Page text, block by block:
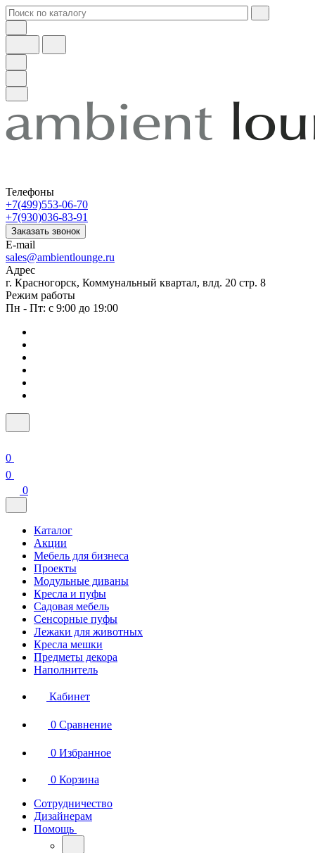
Телефоны
+7(499)553-06-70
+7(930)036-83-91
Заказать звонок
E-mail
sales@ambientlounge.ru
Адрес
г. Красногорск, Коммунальный квартал, влд. 20 стр. 8
Режим работы
Пн - Пт: с 9:00 до 19:00
0
0
0
Каталог
Акции
Мебель для бизнеса
Проекты
Модульные диваны
Кресла и пуфы
Садовая мебель
Сенсорные пуфы
Лежаки для животных
Кресла мешки
Предметы декора
Наполнитель
Кабинет
0 Сравнение
0 Избранное
0 Корзина
Сотрудничество
Дизайнерам
Помощь